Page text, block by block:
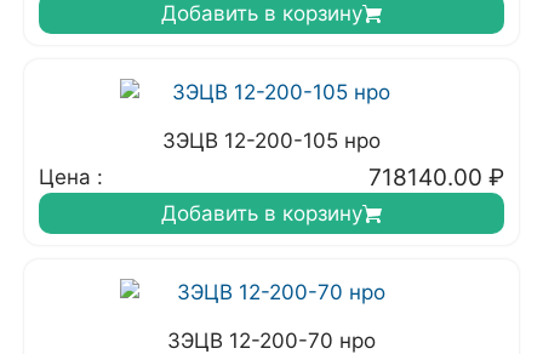
Добавить в корзину
3ЭЦВ 12-200-105 нро
Цена :
718140.00 ₽
Добавить в корзину
3ЭЦВ 12-200-70 нро